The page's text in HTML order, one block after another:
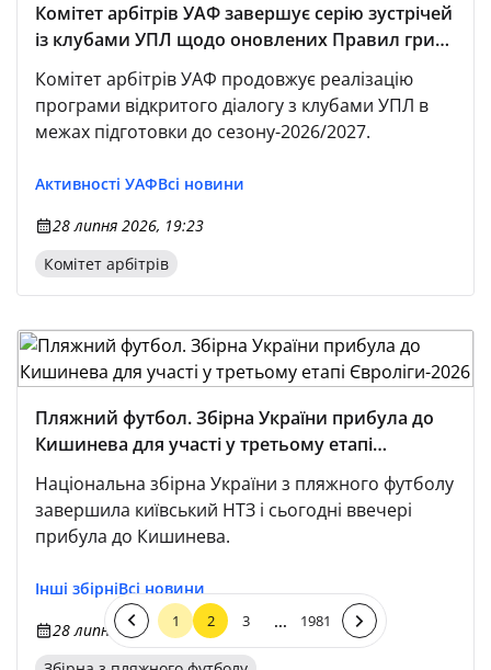
Комітет арбітрів УАФ завершує серію зустрічей
із клубами УПЛ щодо оновлених Правил гри
на сезон-2026/2027
Комітет арбітрів УАФ продовжує реалізацію
програми відкритого діалогу з клубами УПЛ в
межах підготовки до сезону-2026/2027.
Активності УАФВсі новини
28 липня 2026, 19:23
Комітет арбітрів
Пляжний футбол. Збірна України прибула до
Кишинева для участі у третьому етапі
Євроліги-2026
Національна збірна України з пляжного футболу
завершила київський НТЗ і сьогодні ввечері
прибула до Кишинева.
Інші збірніВсі новини
28 липня 2026, 17:09
1 2 3 ... 1981